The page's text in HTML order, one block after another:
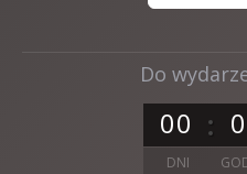
Do
00 0
DNI